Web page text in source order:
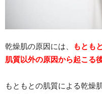
乾燥肌の原因には、 もとも
肌質以外の原因から起こる
もともとの肌質による乾燥